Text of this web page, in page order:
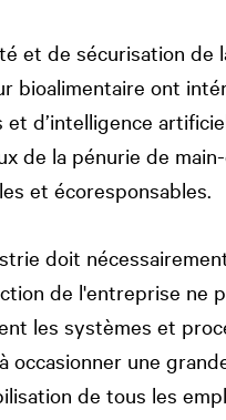
et de sécurisation de
bioalimentaire ont
d’intelligence
de la pénurie de
et écoresponsables.
doit
de l'entreprise ne
les systèmes et
une
de tous les